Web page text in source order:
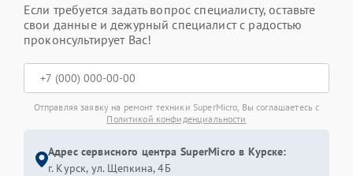
Если требуется задать вопрос специалисту, оставьте
свои данные и дежурный специалист с радостью
проконсультирует Вас!
Отправляя заявку на ремонт техники SuperMicro, Вы соглашаетесь с
Политикой конфиденциальности
Адрес сервисного центра SuperMicro в Курске:
г. Курск, ул. Щепкина, 4Б